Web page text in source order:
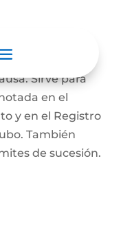
prueba el
Sirve para
en el
y en el Registro
También
de sucesión.